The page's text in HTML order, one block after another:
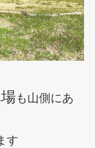
も山側にあ
す